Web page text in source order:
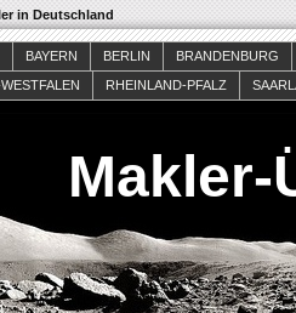
in Deutschland
BAYERN BERLIN
BRANDENBURG
RHEINLAND-PFALZ
Makler-